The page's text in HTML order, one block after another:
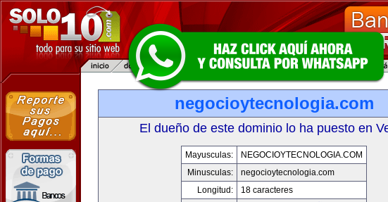
negocioytecnologia.com
El dueño de este dominio lo ha puesto en
Mayusculas:
NEGOCIOYTECNOLOGIA.COM
Minusculas:
negocioytecnologia.com
Longitud:
18 caracteres